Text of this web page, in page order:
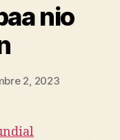
nio
2, 2023